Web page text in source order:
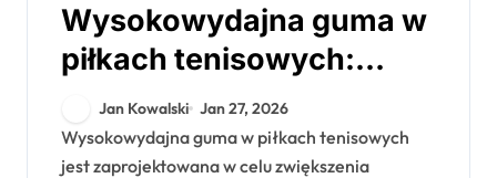
Wysokowydajna guma w
piłkach tenisowych:
elastyczność, trwałość,
wpływ na gracza
Jan Kowalski Jan 27, 2026
Wysokowydajna guma w piłkach tenisowych
jest zaprojektowana w celu zwiększenia